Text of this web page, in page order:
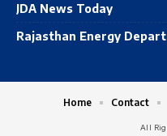
JDA News Today
Rajasthan Energy
All
Home Contact